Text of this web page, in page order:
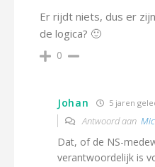
Er rijdt niets, dus er
de logica? 🙂
0
Johan 5 jaren
Antwoord aan
Dat, of de NS-
verantwoordelijk is